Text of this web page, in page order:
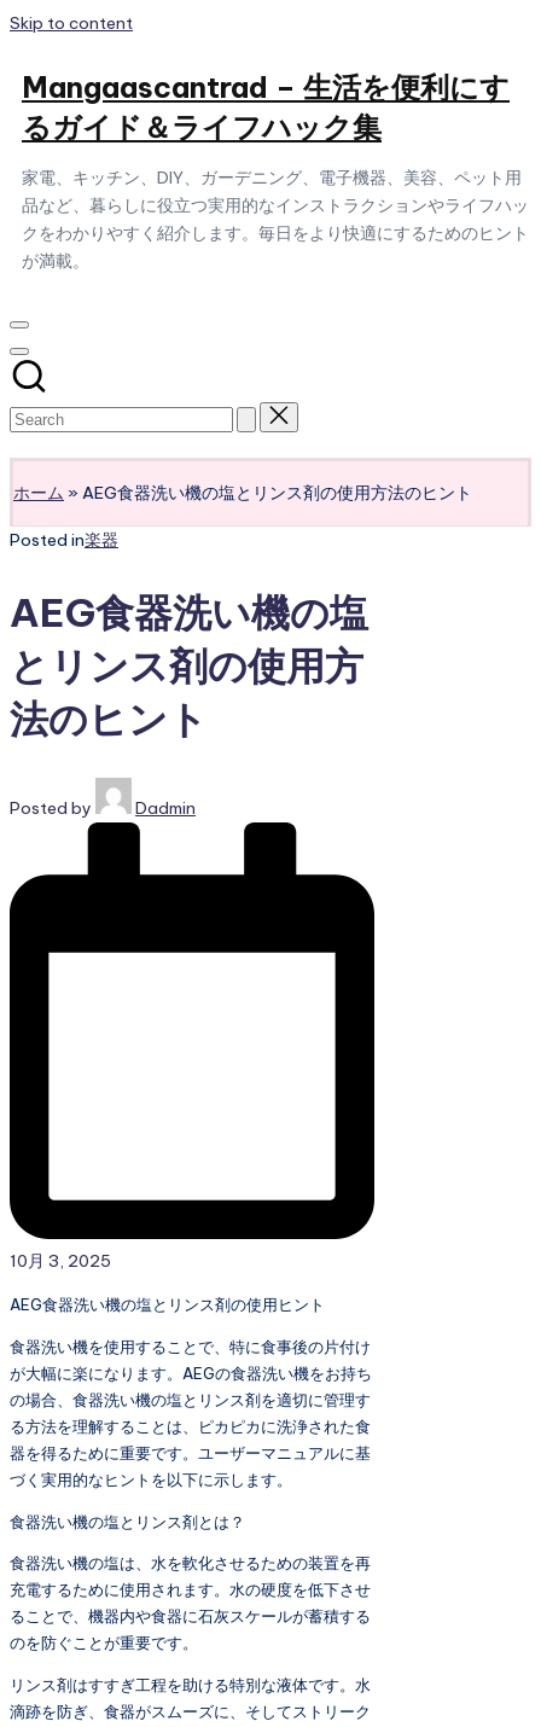
Skip to content
Mangaascantrad – 生活を便利にす
るガイド＆ライフハック集
家電、キッチン、DIY、ガーデニング、電子機器、美容、ペット用
品など、暮らしに役立つ実用的なインストラクションやライフハッ
クをわかりやすく紹介します。毎日をより快適にするためのヒント
が満載。
ホーム » AEG食器洗い機の塩とリンス剤の使用方法のヒント
Posted in楽器
AEG食器洗い機の塩
とリンス剤の使用方
法のヒント
Posted by Dadmin
10月 3, 2025
AEG食器洗い機の塩とリンス剤の使用ヒント
食器洗い機を使用することで、特に食事後の片付け
が大幅に楽になります。AEGの食器洗い機をお持ち
の場合、食器洗い機の塩とリンス剤を適切に管理す
る方法を理解することは、ピカピカに洗浄された食
器を得るために重要です。ユーザーマニュアルに基
づく実用的なヒントを以下に示します。
食器洗い機の塩とリンス剤とは？
食器洗い機の塩は、水を軟化させるための装置を再
充電するために使用されます。水の硬度を低下させ
ることで、機器内や食器に石灰スケールが蓄積する
のを防ぐことが重要です。
リンス剤はすすぎ工程を助ける特別な液体です。水
滴跡を防ぎ、食器がスムーズに、そしてストリーク